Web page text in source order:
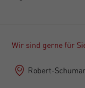
Wir sind gerne für
Robert-